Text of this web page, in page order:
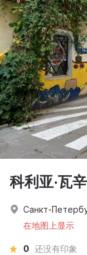
科利亚·瓦
Санкт-
在地图上显示
0 还没有印象